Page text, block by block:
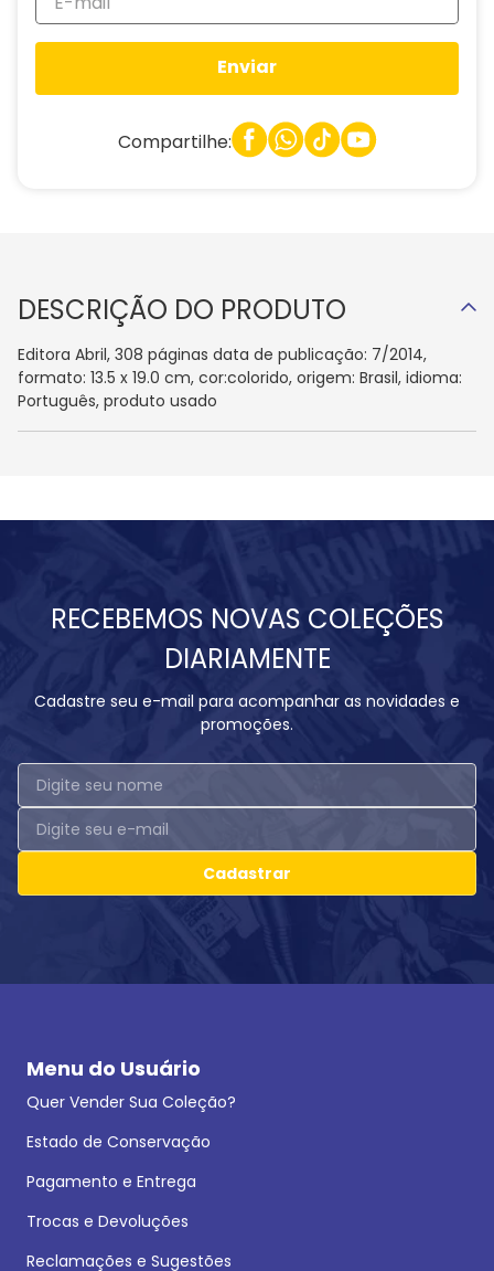
Enviar
Compartilhe:
DESCRIÇÃO DO PRODUTO
Editora Abril, 308 páginas data de publicação: 7/2014,
formato: 13.5 x 19.0 cm, cor:colorido, origem: Brasil, idioma:
Português, produto usado
RECEBEMOS NOVAS COLEÇÕES
DIARIAMENTE
Cadastre seu e-mail para acompanhar as novidades e
promoções.
Cadastrar
Menu do Usuário
Quer Vender Sua Coleção?
Estado de Conservação
Pagamento e Entrega
Trocas e Devoluções
Reclamações e Sugestões